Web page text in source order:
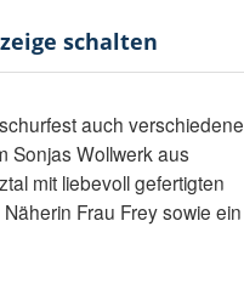
schalten
auch verschiedene
Sonjas Wollwerk aus
mit liebevoll gefertigten
Frau Frey sowie ein